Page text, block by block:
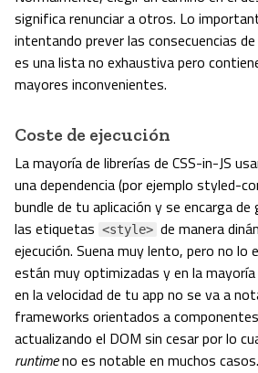
significa renunciar a otros. Lo
intentando prever las consecuencias
es una lista no exhaustiva pero
mayores inconvenientes.
Coste de ejecución
La mayoría de librerías de CSS-in-JS
una dependencia (por ejemplo styled-
bundle de tu aplicación y se encarga de
las etiquetas <style> de manera
ejecución. Suena muy lento, pero no lo
están muy optimizadas y en la
en la velocidad de tu app no se va a
frameworks orientados a
actualizando el DOM sin cesar por lo
runtimeno es notable en muchos casos.